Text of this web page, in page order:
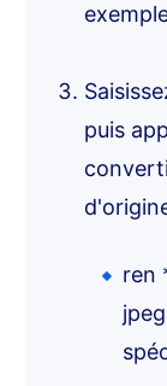
puis
ren